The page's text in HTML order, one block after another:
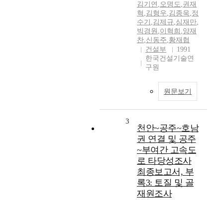
김기연 ,오명도,권재
혁 ,김형우,김종욱,정
수기 ,김제규,심재만,
빅경원 ,이혁희 ,양재
찬,신동주,황재협
건설부
1991
한국건설기술연
구원
원문보기
3
천안~공주~호남
권 연결 및 공주
~부여간 고속도
로 타당성조사
최종보고서, 부
록3: 토질 및 골
재원조사